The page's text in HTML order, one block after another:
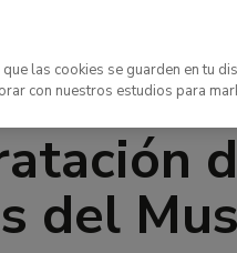
del
que las cookies se guarden en tu
con nuestros estudios para